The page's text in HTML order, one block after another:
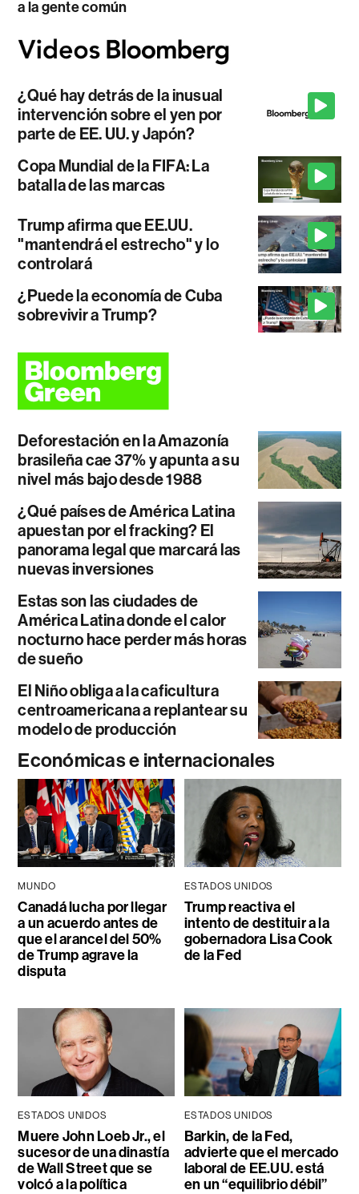
a la gente común
¿Qué hay detrás de la inusual
intervención sobre el yen por
parte de EE. UU. y Japón?
Copa Mundial de la FIFA: La
batalla de las marcas
Trump afirma que EE.UU.
"mantendrá el estrecho" y lo
controlará
¿Puede la economía de Cuba
sobrevivir a Trump?
Deforestación en la Amazonía
brasileña cae 37% y apunta a su
nivel más bajo desde 1988
¿Qué países de América Latina
apuestan por el fracking? El
panorama legal que marcará las
nuevas inversiones
Estas son las ciudades de
América Latina donde el calor
nocturno hace perder más horas
de sueño
El Niño obliga a la caficultura
centroamericana a replantear su
modelo de producción
Económicas e internacionales
MUNDO
Canadá lucha por llegar
a un acuerdo antes de
que el arancel del 50%
de Trump agrave la
disputa
ESTADOS UNIDOS
Trump reactiva el
intento de destituir a la
gobernadora Lisa Cook
de la Fed
ESTADOS UNIDOS
Muere John Loeb Jr., el
sucesor de una dinastía
de Wall Street que se
volcó a la política
ESTADOS UNIDOS
Barkin, de la Fed,
advierte que el mercado
laboral de EE.UU. está
en un “equilibrio débil”